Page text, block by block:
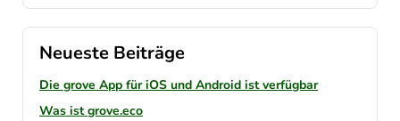
Neueste Beiträge
Die grove App für iOS und Android ist verfügbar
Was ist grove.eco